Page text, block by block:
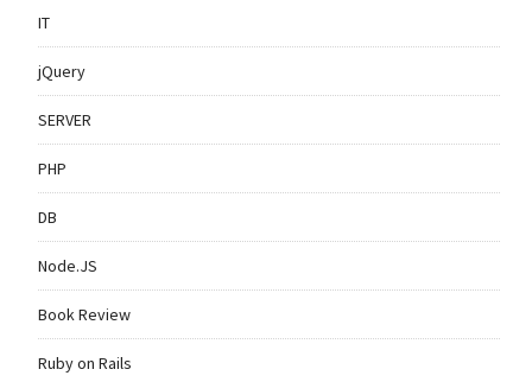
IT
jQuery
SERVER
PHP
DB
Node.JS
Book Review
Ruby on Rails